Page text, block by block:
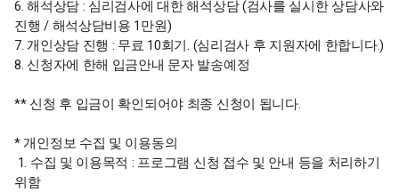
6. 해석상담 : 심리검사에 대한 해석상담 (검사를 실시한 상담사와
진행 / 해석상담비용 1만원)
7. 개인상담 진행 : 무료 10회기. (심리검사 후 지원자에 한합니다.)
8. 신청자에 한해 입금안내 문자 발송예정
** 신청 후 입금이 확인되어야 최종 신청이 됩니다.
* 개인정보 수집 및 이용동의
1. 수집 및 이용목적 : 프로그램 신청 접수 및 안내 등을 처리하기
위함